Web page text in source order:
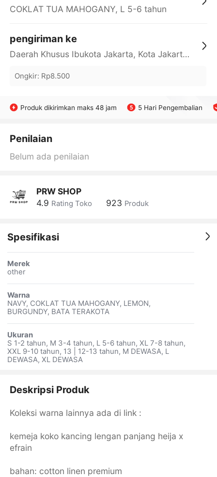
COKLAT TUA MAHOGANY, L 5-6 tahun
pengiriman ke
Daerah Khusus Ibukota Jakarta, Kota Jakarta Barat, Cengkareng, yy
Ongkir: Rp8.500
Produk dikirimkan maks 48 jam 5 Hari Pengembalian
Penilaian
Belum ada penilaian
PRW SHOP
4.9 Rating Toko 923 Produk
Spesifikasi
Merek
other
Warna
NAVY, COKLAT TUA MAHOGANY, LEMON,
BURGUNDY, BATA TERAKOTA
Ukuran
S 1-2 tahun, M 3-4 tahun, L 5-6 tahun, XL 7-8 tahun,
XXL 9-10 tahun, 13 | 12-13 tahun, M DEWASA, L
DEWASA, XL DEWASA
Deskripsi Produk
Koleksi warna lainnya ada di link :
kemeja koko kancing lengan panjang heija x
efrain
bahan: cotton linen premium